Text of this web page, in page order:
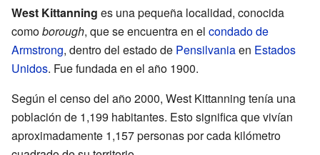
West Kittanning es una pequeña localidad, conocida
comoborough, que se encuentra en el condado de
Armstrong, dentro del estado de Pensilvaniaen Estados
Unidos. Fue fundada en el año 1900.
Según el censo del año 2000, West Kittanning tenía una
población de 1,199 habitantes. Esto significa que vivían
aproximadamente 1,157 personas por cada kilómetro